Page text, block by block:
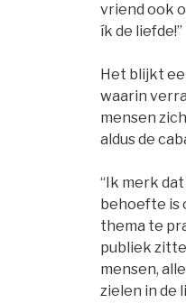
vriend ook
ík de liefde!”
Het blijkt
waarin
mensen
aldus de
“Ik merk
behoefte is
thema te
publiek
mensen,
zielen in de